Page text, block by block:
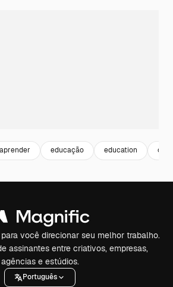
aprender educação education
você direcionar seu melhor trabalho.
assinantes entre criativos, empresas,
agências e estúdios.
Português